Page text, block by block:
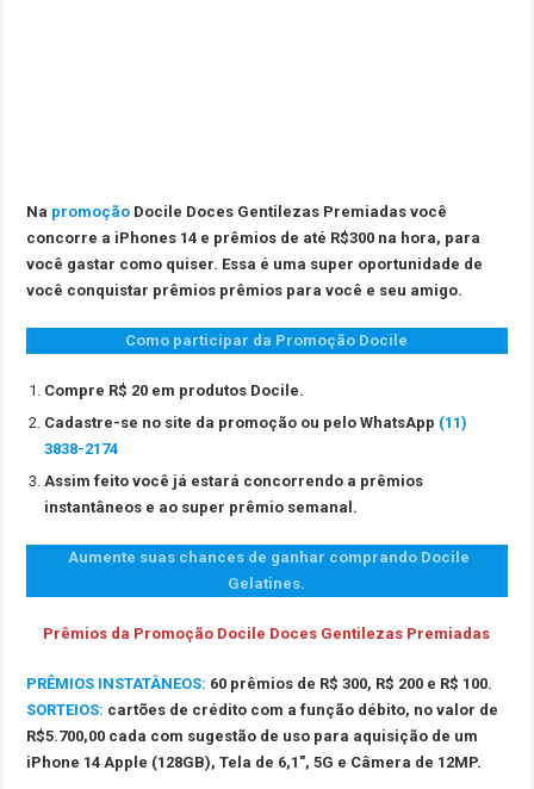
Na promoção Docile Doces Gentilezas Premiadas você
concorre a iPhones 14 e prêmios de até R$300 na hora, para
você gastar como quiser. Essa é uma super oportunidade de
você conquistar prêmios prêmios para você e seu amigo.
Como participar da Promoção Docile
Compre R$ 20 em produtos Docile.
Cadastre-se no site da promoção ou pelo WhatsApp (11)
3838-2174
Assim feito você já estará concorrendo a prêmios
instantâneos e ao super prêmio semanal.
Aumente suas chances de ganhar comprando Docile
Gelatines.
Prêmios da Promoção Docile Doces Gentilezas Premiadas
PRÊMIOS INSTATÂNEOS: 60 prêmios de R$ 300, R$ 200 e R$ 100.
SORTEIOS: cartões de crédito com a função débito, no valor de
R$5.700,00 cada com sugestão de uso para aquisição de um
iPhone 14 Apple (128GB), Tela de 6,1″, 5G e Câmera de 12MP.